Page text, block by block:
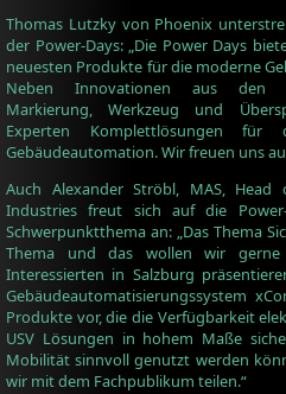
Thomas Lutzky von Phoenix
der Power-Days: „Die Power Days
neuesten Produkte für die moderne
Neben Innovationen aus den
Markierung, Werkzeug und
Experten Komplettlösungen
Gebäudeautomation. Wir freuen uns
Auch Alexander Ströbl, MAS, Head
Industries freut sich auf die
Schwerpunktthema an: „Das Thema
Thema und das wollen wir
Interessierten in Salzburg
Gebäudeautomatisierungssystem
Produkte vor, die die Verfügbarkeit
USV Lösungen in hohem Maße
Mobilität sinnvoll genutzt werden
wir mit dem Fachpublikum teilen.“